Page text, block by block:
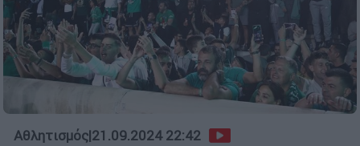
Αθλητισμός|21.09.2024 22:42